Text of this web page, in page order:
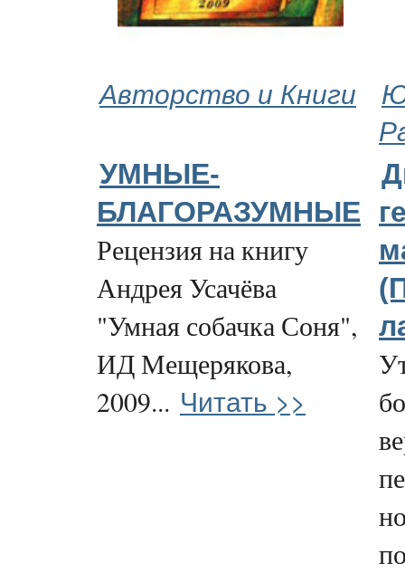
Авторство и Книги
УМНЫЕ-
БЛАГОРАЗУМНЫЕ
Рецензия на книгу
Андрея Усачёва
"Умная собачка Соня",
ИД Мещерякова,
2009... Читать >>